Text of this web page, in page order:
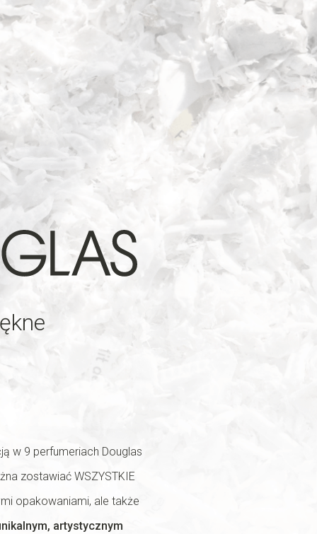
w 9 perfumeriach Douglas
zostawiać WSZYSTKIE
opakowaniami, ale także
artystycznym